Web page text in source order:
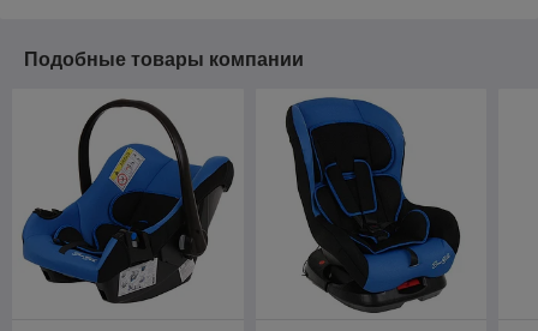
Подобные товары компании